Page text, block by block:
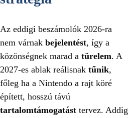
Az eddigi beszámolók 2026-ra
nem várnak bejelentést, így a
közönségnek marad a türelem. A
2027-es ablak reálisnak tűnik,
főleg ha a Nintendo a rajt köré
épített, hosszú távú
tartalomtámogatást tervez. Addig